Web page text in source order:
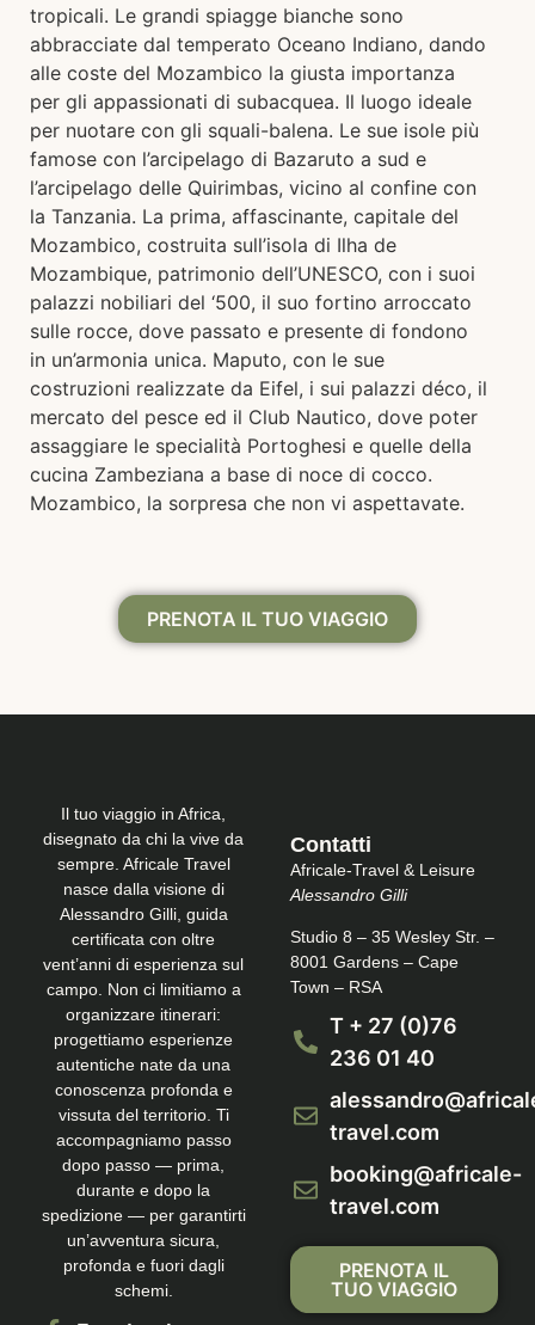
tropicali. Le grandi spiagge bianche sono
abbracciate dal temperato Oceano Indiano, dando
alle coste del Mozambico la giusta importanza
per gli appassionati di subacquea. Il luogo ideale
per nuotare con gli squali-balena. Le sue isole più
famose con l’arcipelago di Bazaruto a sud e
l’arcipelago delle Quirimbas, vicino al confine con
la Tanzania. La prima, affascinante, capitale del
Mozambico, costruita sull’isola di Ilha de
Mozambique, patrimonio dell’UNESCO, con i suoi
palazzi nobiliari del ‘500, il suo fortino arroccato
sulle rocce, dove passato e presente di fondono
in un’armonia unica. Maputo, con le sue
costruzioni realizzate da Eifel, i sui palazzi déco, il
mercato del pesce ed il Club Nautico, dove poter
assaggiare le specialità Portoghesi e quelle della
cucina Zambeziana a base di noce di cocco.
Mozambico, la sorpresa che non vi aspettavate.
PRENOTA IL TUO VIAGGIO
Il tuo viaggio in Africa,
disegnato da chi la vive da
sempre. Africale Travel
nasce dalla visione di
Alessandro Gilli, guida
certificata con oltre
vent’anni di esperienza sul
campo. Non ci limitiamo a
organizzare itinerari:
progettiamo esperienze
autentiche nate da una
conoscenza profonda e
vissuta del territorio. Ti
accompagniamo passo
dopo passo — prima,
durante e dopo la
spedizione — per garantirti
un’avventura sicura,
profonda e fuori dagli
schemi.
Contatti
Africale-Travel & Leisure
Alessandro Gilli
Studio 8 – 35 Wesley Str. –
8001 Gardens – Cape
Town – RSA
T + 27 (0)76
236 01 40
travel.com
booking@africale-
travel.com
PRENOTA IL
TUO VIAGGIO